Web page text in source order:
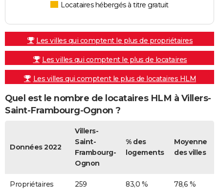
Locataires hébergés à titre gratuit
Les villes qui comptent le plus de propriétaires
Les villes qui comptent le plus de locataires
Les villes qui comptent le plus de locataires HLM
Quel est le nombre de locataires HLM à Villers-
Saint-Frambourg-Ognon ?
Données 2022
Villers-
Saint-
Frambourg-
Ognon
% des
logements
Moyenne
des villes
Propriétaires 259 83,0 % 78,6 %